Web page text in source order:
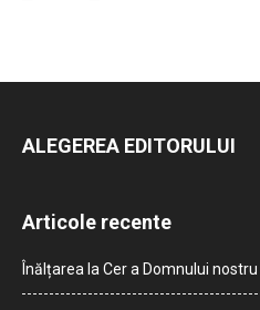
ALEGEREA EDITORULUI
Articole recente
Înălțarea la Cer a Domnului